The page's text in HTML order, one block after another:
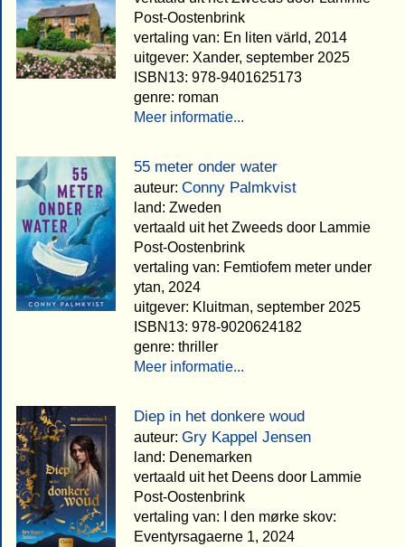
Post-Oostenbrink
vertaling van: En liten värld, 2014
uitgever: Xander, september 2025
ISBN13: 978-9401625173
genre: roman
Meer informatie...
55 meter onder water
auteur: Conny Palmkvist
land: Zweden
vertaald uit het Zweeds door Lammie
Post-Oostenbrink
vertaling van: Femtiofem meter under
ytan, 2024
uitgever: Kluitman, september 2025
ISBN13: 978-9020624182
genre: thriller
Meer informatie...
Diep in het donkere woud
auteur: Gry Kappel Jensen
land: Denemarken
vertaald uit het Deens door Lammie
Post-Oostenbrink
vertaling van: I den mørke skov:
Eventyrsagaerne 1, 2024